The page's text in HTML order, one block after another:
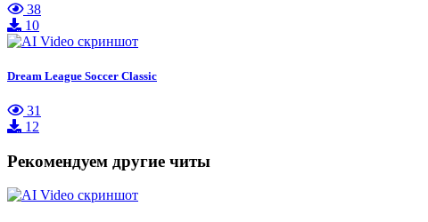
38
10
Dream League Soccer Classic
31
12
Рекомендуем другие читы